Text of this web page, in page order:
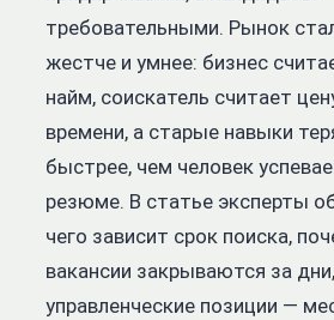
требовательными. Рынок
жестче и умнее: бизнес
найм, соискатель считает
времени, а старые навыки
быстрее, чем человек
резюме. В статье эксперты
чего зависит срок поиска,
вакансии закрываются за
управленческие позиции —